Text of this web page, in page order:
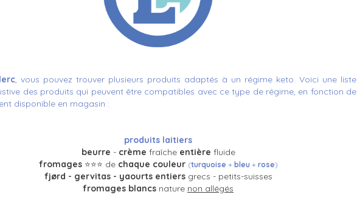
, vous pouvez trouver plusieurs produits adaptés à un régime keto. Voici une liste
des produits qui peuvent être compatibles avec ce type de régime, en fonction de
disponible en magasin :
produits laitiers
beurre - crème fraîche entière fluide
fromages ⭐️⭐️⭐️ de chaque couleur (turquoise + bleu + rose)
fjørd - gervitas - yaourts entiers grecs - petits-suisses
fromages blancs nature non allégés